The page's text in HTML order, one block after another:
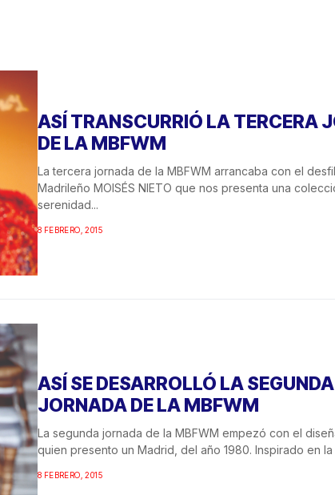
ASÍ TRANSCURRIÓ LA TERCERA
DE LA MBFWM
La tercera jornada de la MBFWM arrancaba con el
Madrileño MOISÉS NIETO que nos presenta una
serenidad...
8 FEBRERO, 2015
ASÍ SE DESARROLLÓ LA SEGUNDA
JORNADA DE LA MBFWM
La segunda jornada de la MBFWM empezó con el
quien presento un Madrid, del año 1980. Inspirado en la
8 FEBRERO, 2015